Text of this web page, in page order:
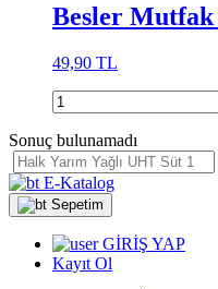
Besler Mutfak
49,90 TL
Sonuç bulunamadı
E-Katalog
Sepetim
GİRİŞ YAP
Kayıt Ol